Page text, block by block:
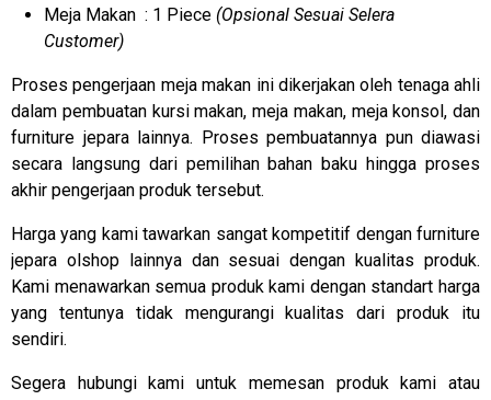
Meja Makan : 1 Piece (Opsional Sesuai Selera
Customer)
Proses pengerjaan meja makan ini dikerjakan oleh tenaga ahli
dalam pembuatan kursi makan, meja makan, meja konsol, dan
furniture jepara lainnya. Proses pembuatannya pun diawasi
secara langsung dari pemilihan bahan baku hingga proses
akhir pengerjaan produk tersebut.
Harga yang kami tawarkan sangat kompetitif dengan furniture
jepara olshop lainnya dan sesuai dengan kualitas produk.
Kami menawarkan semua produk kami dengan standart harga
yang tentunya tidak mengurangi kualitas dari produk itu
sendiri.
Segera hubungi kami untuk memesan produk kami atau